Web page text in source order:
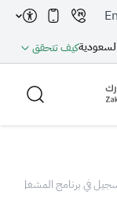
كيف تتحقق
في برنامج المشغل